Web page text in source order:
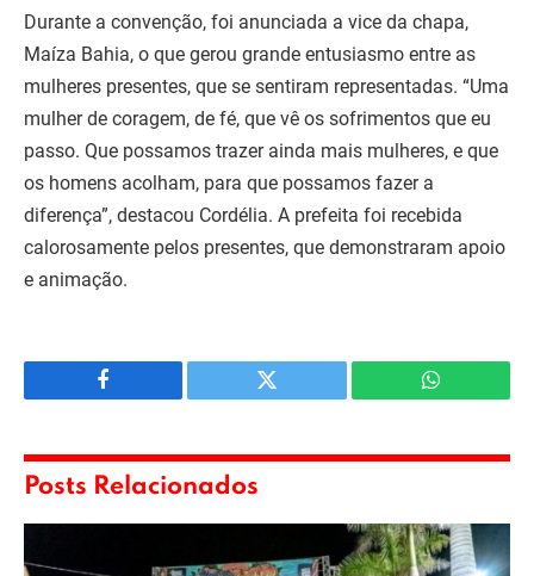
Durante a convenção, foi anunciada a vice da chapa,
Maíza Bahia, o que gerou grande entusiasmo entre as
mulheres presentes, que se sentiram representadas. “Uma
mulher de coragem, de fé, que vê os sofrimentos que eu
passo. Que possamos trazer ainda mais mulheres, e que
os homens acolham, para que possamos fazer a
diferença”, destacou Cordélia. A prefeita foi recebida
calorosamente pelos presentes, que demonstraram apoio
e animação.
Facebook Twitter WhatsApp
Posts Relacionados